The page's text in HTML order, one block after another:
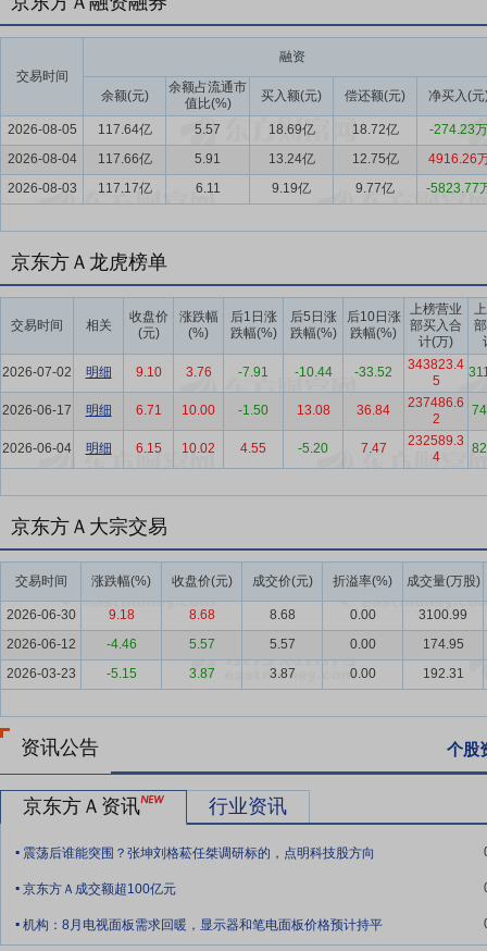
子产品、通信设备、电子计算机软硬件;计算机数据处理;设计、销售
技术咨询、技术服务、技术转让、技术培训;承办展览展销活动;自营
电寻呼业务;自有房产的物业管理(含房屋出租);机动车停车服务;企业
显示及物联网领域
目前公司已发展成为显示领域全球领军企
昆明、鄂尔多斯、南京等地建设了多个智能制造基地，子公司遍布美
欧、美、亚、非等全球主要区域，以完善的全球化市场布局与多元化
物联网、传感、MLED、智慧医工等。
场规模平稳，产品规格不断升级；OLED手机应用渗透率持续提升，
低，并持续向低端市场下沉。此外，全球AI热潮导致存储芯片价格持
要点5： 战略清晰，构建可持续增长的企业价值创造体系
公司依托
技术链的横向拓展与价值链的纵向延伸，持续探索与孵化新兴赛道，
提出适配时代发展的“屏之物联”战略，并将其确立为阶段性指导方针
曲线”的演进轨迹，并于2024年创造性提出战略升维“第N曲线”理论。
要点6：生态多元，筑牢行业领先的市场优势
公司坚持“市场化、国
覆盖欧、美、亚、非等全球主要区域的业务网络，为客户提供优质的产
踪、动态交织等自研AI技术，给用户带来沉浸式感官体验；车载拼接
CES2025InnovationAwards奖项；京东方蓝鲸显示大模型荣获CCF科
略管理、流程管理与绩效管理的组织运行保障机制，持续加强前中后
模式，制定科学高效的分层授权机制，确立细分业务经营权力边界，
中，武汉京东方第10.5代TFT-LCD生产线作为公司首家无氯工厂，
方不断以“绿色+科技”推动产业高端化、智能化、绿色化升级。
要点10：拟965亿元投建第6代AMOLED生产线等三项目
主要产品定位为AMOLED高端手机显示及新兴移动显示产品。公司
及配套项目。主要产品为65英寸与75英寸的4K/8K、60Hz/120Hz电
要点11：受让合肥京东方显示技术有限公司部分股权
2022年12月30
19日召开了第十届董事会第二次会议,审议通过了《关于拟受让合肥
交易时间
融资
余额(元)
余额占流通市
值比(%)
买入额(元) 偿还额(元) 净买入(元
2026-08-05 117.64亿 5.57 18.69亿 18.72亿
-274.23万
2026-08-04
117.66亿 5.91 13.24亿 12.75亿
4916.26
2026-08-03
117.17亿 6.11 9.19亿 9.77亿 -5823.77
京东方Ａ龙虎榜单
交易时间 相关
收盘价
(元)
涨跌幅
(%)
后1日涨
跌幅(%)
后5日涨
跌幅(%)
后10日涨
跌幅(%)
上榜营业
部买入合
计(万)
2026-07-02
明细 9.10 3.76 -7.91 -10.44 -33.52
343823.4
5
2026-06-17 明细 6.71 10.00 -1.50 13.08 36.84
237486.6
2
2026-06-04 明细 6.15 10.02 4.55 -5.20 7.47
232589.3
4
京东方Ａ大宗交易
交易时间 涨跌幅(%) 收盘价(元) 成交价(元) 折溢率(%) 成交量(万股)
2026-06-30 9.18 8.68 8.68 0.00
3100.99
2026-06-12
-4.46 5.57 5.57 0.00
174.95
2026-03-23
-5.15 3.87 3.87 0.00 192.31
资讯公告 个股
京东方Ａ资讯 行业资讯
. 震荡后谁能突围？张坤刘格菘任桀调研标的，点明科技股方向
. 京东方Ａ成交额超100亿元
. 机构：8月电视面板需求回暖，显示器和笔电面板价格预计持平